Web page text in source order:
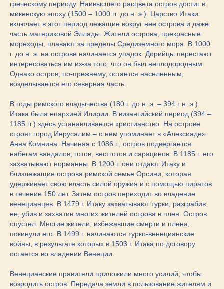
греческому периоду. Наивысшего расцвета остров достиг в
микенскую эпоху (1500 – 1000 гг. до н. э.). Царство Итаки
включает в этот период лежащие вокруг нее острова и даже
часть материковой Эллады. Жители острова, прекрасные
мореходы, плавают за пределы Средиземного моря. В 1000
г. до н. э. на острове начинается упадок. Дорийцы перестают
интересоваться им из-за того, что он был неплодородным.
Однако остров, по-прежнему, остается населенным,
возделывается его северная часть.
В годы римского владычества (180 г. до н. э. – 394 г н. э.)
Итака была епархией Илирии. В византийский период (394 –
1185 гг.) здесь устанавливается христианство. На острове
строят город Иерусалим – о нем упоминает в «Алексиаде»
Анна Комнина. Начиная с 1086 г., остров подвергается
набегам вандалов, готов, вестготов и сарацинов. В 1185 г. его
захватывают норманны. В 1200 г. они отдают Итаку и
близлежащие острова римской семье Орсини, которая
удерживает свою власть силой оружия и с помощью пиратов
в течение 150 лет. Затем остров переходит во владение
венецианцев. В 1479 г. Итаку захватывают турки, разграбив
ее, убив и захватив многих жителей острова в плен. Остров
опустел. Многие жители, избежавшие смерти и плена,
покинули его. В 1499 г. начинаются турко-венецианские
войны, в результате которых в 1503 г. Итака по договору
остается во владении Венеции.
Венецианские правители приложили много усилий, чтобы
возродить остров. Передача земли в пользование жителям и